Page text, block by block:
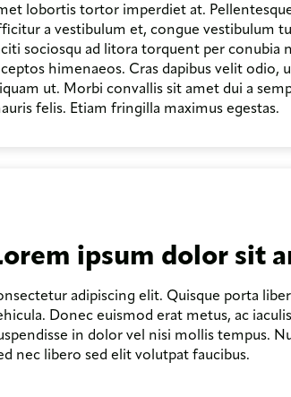
lobortis tortor imperdiet at.
a vestibulum et, congue vestibulum
sociosqu ad litora torquent per conubia
himenaeos. Cras dapibus velit odio,
ut. Morbi convallis sit amet dui a
felis. Etiam fringilla maximus egestas.
ipsum dolor sit
adipiscing elit. Quisque porta
Donec euismod erat metus, ac
in dolor vel nisi mollis tempus.
nec libero sed elit volutpat faucibus.